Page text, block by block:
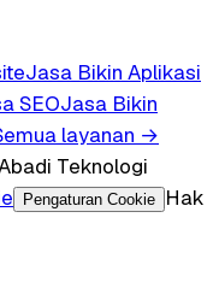
Jasa Bikin Aplikasi
SEOJasa Bikin
layanan →
Teknologi
Pengaturan Cookie
Hak